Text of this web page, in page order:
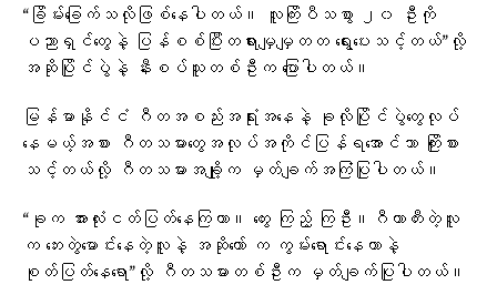
“ခြိမ်းခြေက်သလိုဖြစ်နေပါတယ်။ လူကြိးပီသစွာ ၂၀ ဦးကို
ပညာရှင်တွေနဲ့ ပြန်စစ်ပြီးတရားမျှမျှတတ ရွေးပေးသင့်တယ်”လို့
အဆိုပြိုင်ပွဲနဲ့ နီးစပ်သူတစ်ဦးက ပြောပါတယ်။
မြန်မာနိုင်ငံ ဂီတအစည်းအရုံးအနေနဲ့ ခုလိုပြိုင်ပွဲတွေလုပ်
နေမယ့်အစား ဂီတသမားတွေအလုပ်အကိုင်ပြန်ရအောင်သာ ကြိုးစား
သင့်တယ်လို့ ဂီတသမားအချို့က မှတ်ချက်အကြံပြုပါတယ်။
“ခုက အားလုံးငတ်ပြတ်နေကြတာ။ တွေး ကြည့် ကြဦး။ဂီတာတီးတဲ့လူ
က ဘေးတွဲမောင်းနေတဲ့လူနဲ့ အဆိုတော် က ကွမ်းရောင်းနေတာနဲ့
စုတ်ပြတ်နေရော”လို့ ဂီတသမားတစ်ဦးက မှတ်ချက်ပြုပါတယ်။